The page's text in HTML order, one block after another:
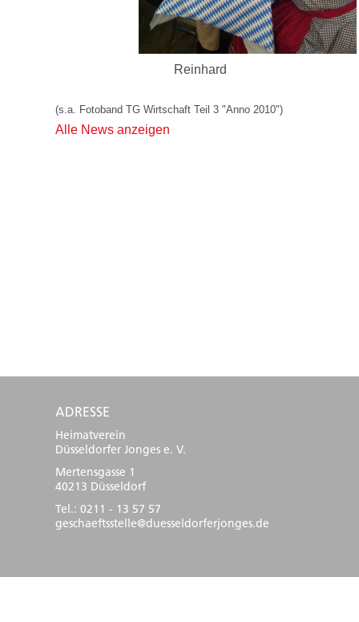
Reinhard
(s.a. Fotoband TG Wirtschaft Teil 3 "Anno 2010")
Alle News anzeigen
ADRESSE
Heimatverein
Düsseldorfer Jonges e. V.
Mertensgasse 1
40213 Düsseldorf
Tel.: 0211 - 13 57 57
geschaeftsstelle@duesseldorferjonges.de